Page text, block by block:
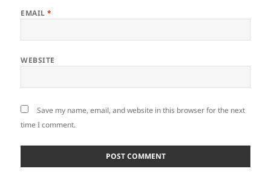
EMAIL*
WEBSITE
Save my name, email, and website in this browser for the next
time I comment.